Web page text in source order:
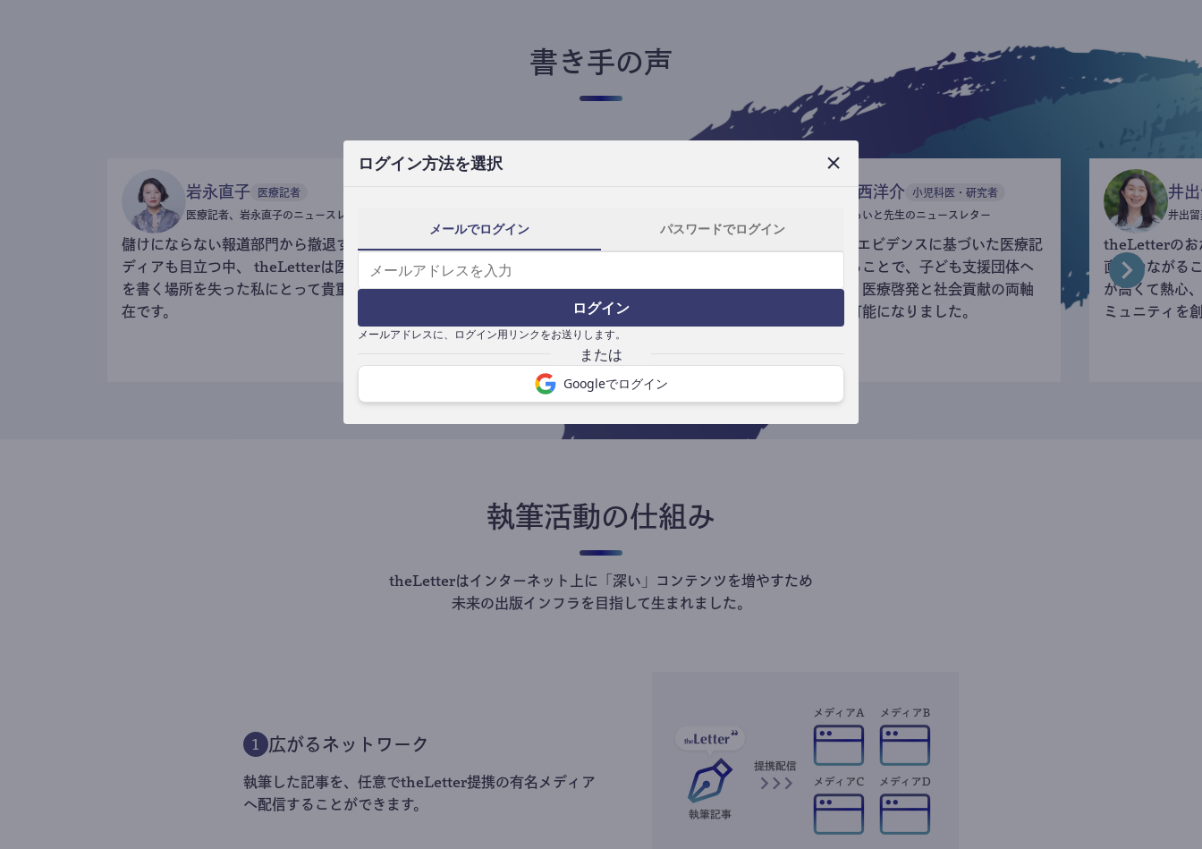
ログイン方法を選択
メールでログイン パスワードでログイン
ログイン
メールアドレスに、ログイン用リンクをお送りします。
Googleでログイン
書き手の声
岩永直子 医療記者
医療記者、岩永直子のニュースレター
儲けにならない報道部門から撤退するメ
ディアも目立つ中、 theLetterは医療記事
を書く場所を失った私にとって貴重な存
在です。
い距離で執筆できる場所です。
今西洋介 小児科医・研究者
ふらいと先生のニュースレター
theLetterでエビデンスに基づいた医療記
事を執筆することで、子ども支援団体へ
の寄付など、医療啓発と社会貢献の両軸
での活動が可能になりました。
井
井出
theLetterのお
直接つながる
が高くて熱心
ミュニティを
執筆活動の仕組み
theLetterはインターネット上に「深い」コンテンツを増やすため
未来の出版インフラを目指して生まれました。
1 広がるネットワーク
執筆した記事を、任意でtheLetter提携の有名メディア
へ配信することができます。